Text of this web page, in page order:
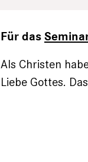
Für das
Als Christen
Liebe Gottes.